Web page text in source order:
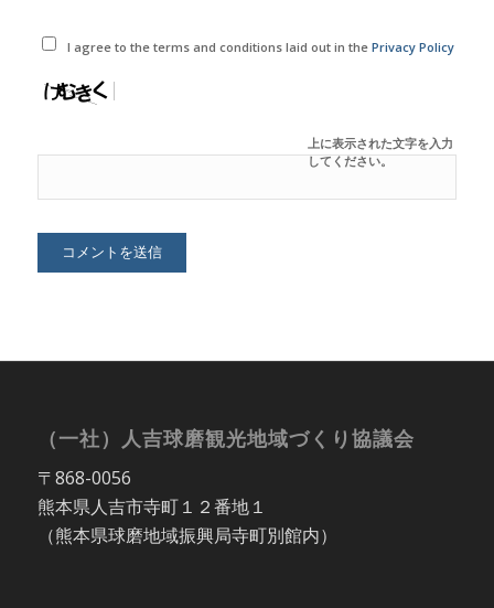
I agree to the terms and conditions laid out in thePrivacy Policy
上に表示された文字を入力
してください。
（一社）人吉球磨観光地域づくり協議会
〒868-0056
熊本県人吉市寺町１２番地１
（熊本県球磨地域振興局寺町別館内）